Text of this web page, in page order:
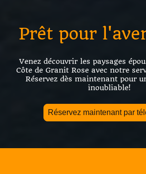
Prêt pour
Venez découvrir les paysages
Côte de Granit Rose avec notre
Réservez dès maintenant pour
inoubliable!
Réservez maintenant par